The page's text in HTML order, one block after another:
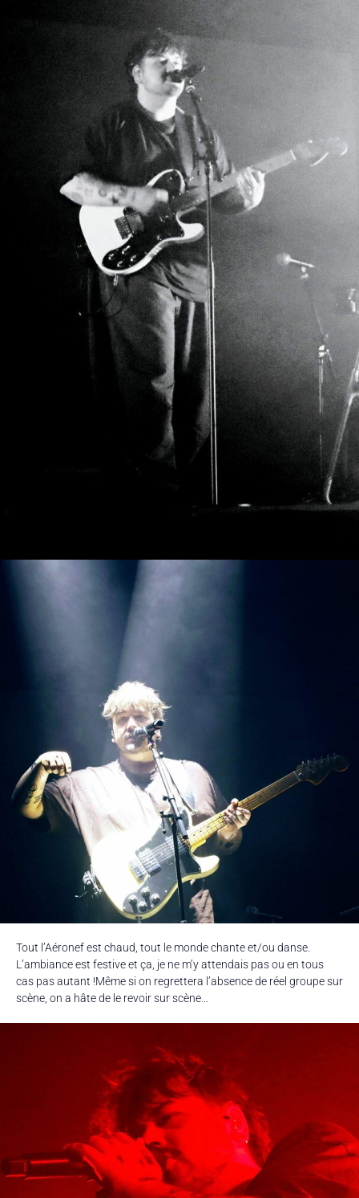
Tout l’Aéronef est chaud, tout le monde chante et/ou danse.
L’ambiance est festive et ça, je ne m’y attendais pas ou en tous
cas pas autant !Même si on regrettera l’absence de réel groupe sur
scène, on a hâte de le revoir sur scène…